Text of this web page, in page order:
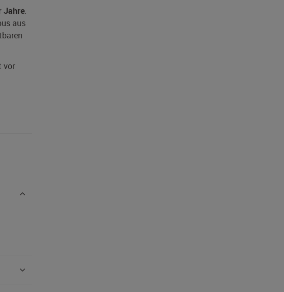
Jahre.
aus
vor